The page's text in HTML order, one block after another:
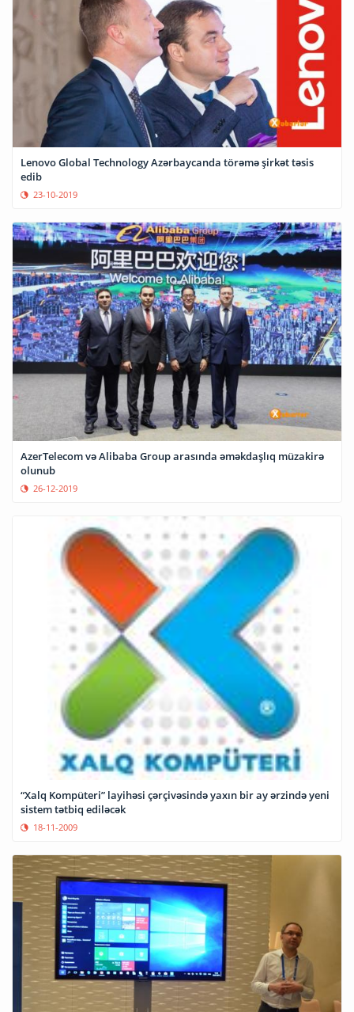
Lenovo Global Technology Azərbaycanda törəmə şirkət təsis
edib
23-10-2019
AzerTelecom və Alibaba Group arasında əməkdaşlıq müzakirə
olunub
26-12-2019
“Xalq Kompüteri” layihəsi çərçivəsində yaxın bir ay ərzində yeni
sistem tətbiq ediləcək
18-11-2009